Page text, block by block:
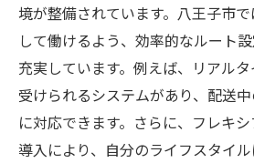
境が整備されています。八王子市
して働けるよう、効率的なルート
充実しています。例えば、リアル
受けられるシステムがあり、配送
に対応できます。さらに、フレキ
導入により、自分のライフスタイ